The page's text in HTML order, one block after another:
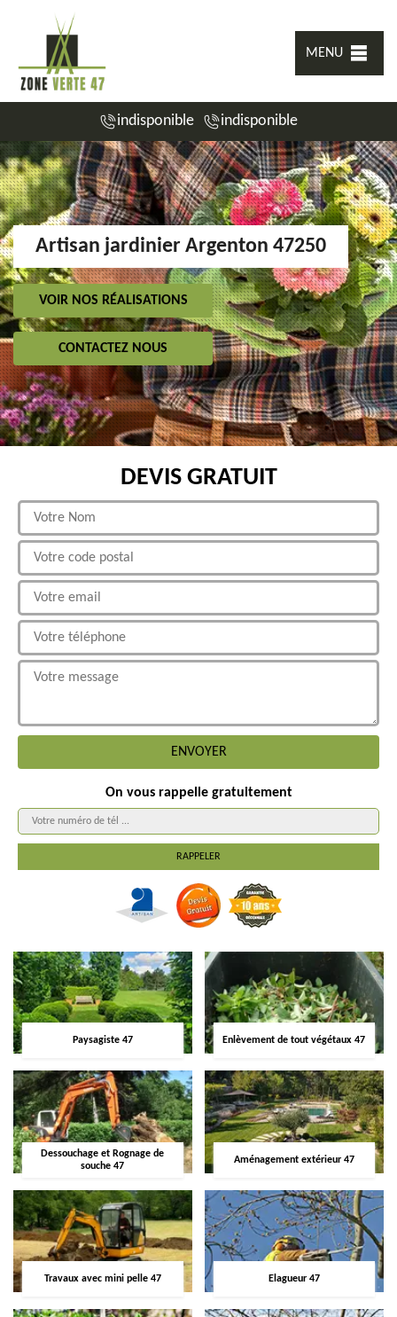
MENU
indisponible indisponible
Artisan jardinier Argenton 47250
VOIR NOS RÉALISATIONS
CONTACTEZ NOUS
DEVIS GRATUIT
On vous rappelle gratuitement
Paysagiste 47 Enlèvement de tout végétaux 47
Dessouchage et Rognage de
souche 47
Aménagement extérieur 47
Travaux avec mini pelle 47 Elagueur 47